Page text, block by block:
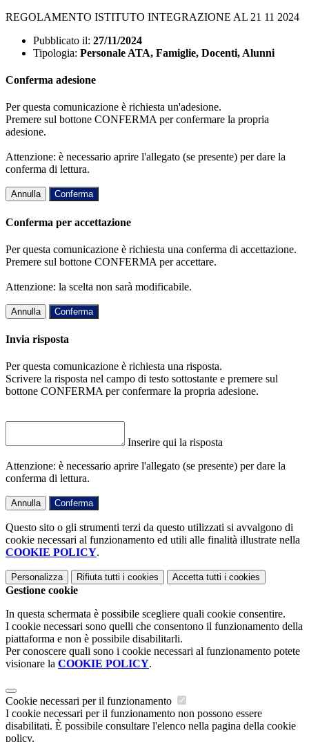
REGOLAMENTO ISTITUTO INTEGRAZIONE AL 21 11 2024
Pubblicato il: 27/11/2024
Tipologia: Personale ATA, Famiglie, Docenti, Alunni
Conferma adesione
Per questa comunicazione è richiesta un'adesione.
Premere sul bottone CONFERMA per confermare la propria
adesione.
Attenzione: è necessario aprire l'allegato (se presente) per dare la
conferma di lettura.
Annulla Conferma
Conferma per accettazione
Per questa comunicazione è richiesta una conferma di accettazione.
Premere sul bottone CONFERMA per accettare.
Attenzione: la scelta non sarà modificabile.
Annulla Conferma
Invia risposta
Per questa comunicazione è richiesta una risposta.
Scrivere la risposta nel campo di testo sottostante e premere sul
bottone CONFERMA per confermare la propria adesione.
Inserire qui la risposta
Attenzione: è necessario aprire l'allegato (se presente) per dare la
conferma di lettura.
Annulla Conferma
Questo sito o gli strumenti terzi da questo utilizzati si avvalgono di
cookie necessari al funzionamento ed utili alle finalità illustrate nella
COOKIE POLICY.
Personalizza Rifiuta tutti i cookies Accetta tutti i cookies
Gestione cookie
In questa schermata è possibile scegliere quali cookie consentire.
I cookie necessari sono quelli che consentono il funzionamento della
piattaforma e non è possibile disabilitarli.
Per conoscere quali sono i cookie necessari al funzionamento potete
visionare la COOKIE POLICY.
Cookie necessari per il funzionamento
I cookie necessari per il funzionamento non possono essere
disabilitati. È possibile consultare l'elenco nella pagina della cookie
policy.